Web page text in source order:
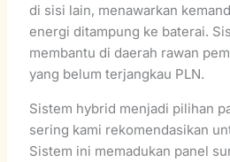
di sisi lain, menawarkan
energi ditampung ke baterai.
membantu di daerah rawan
yang belum terjangkau PLN.
Sistem hybrid menjadi pilihan
sering kami rekomendasikan
Sistem ini memadukan panel